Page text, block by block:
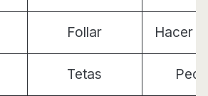
Follar Hacer
Tetas